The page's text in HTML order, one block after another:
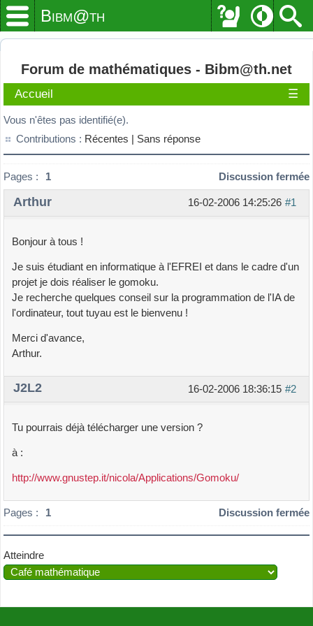
Bibm@th
Forum de mathématiques - Bibm@th.net
Accueil ☰
Vous n'êtes pas identifié(e).
Contributions : Récentes | Sans réponse
Pages : 1 Discussion fermée
#1
16-02-2006 14:25:26
Arthur
Bonjour à tous !
Je suis étudiant en informatique à l'EFREI et dans le cadre d'un
projet je dois réaliser le gomoku.
Je recherche quelques conseil sur la programmation de l'IA de
l'ordinateur, tout tuyau est le bienvenu !
Merci d'avance,
Arthur.
#2
16-02-2006 18:36:15
J2L2
Tu pourrais déjà télécharger une version ?
à :
http://www.gnustep.it/nicola/Applications/Gomoku/
Pages : 1 Discussion fermée
Atteindre